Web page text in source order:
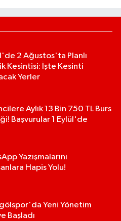
2 Ağustos'ta Planlı
Kesintisi: İşte Kesinti
Yerler
Aylık 13 Bin 750 TL Burs
Başvurular 1 Eylül'de
Yazışmalarını
Hapis Yolu!
Yeni Yönetim
Başladı